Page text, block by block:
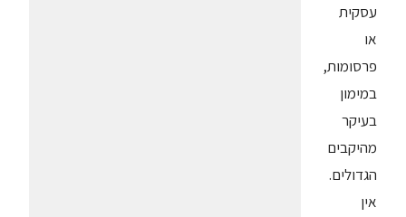
עסקית
או
פרסומות,
במימון
בעיקר
מהיקבים
הגדולים.
אין